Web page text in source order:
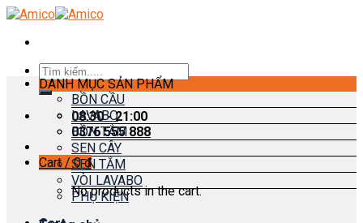
Skip
content
Search
for:
08:30 - 21:00
0376 555 888
Cart /0₫
No products in the cart.
DANH MỤC SẢN PHẨM
BỒN CẦU
LAVABO
BỒN TẮM
SEN CÂY
SEN TẮM
VÒI LAVABO
PHỤ KIỆN